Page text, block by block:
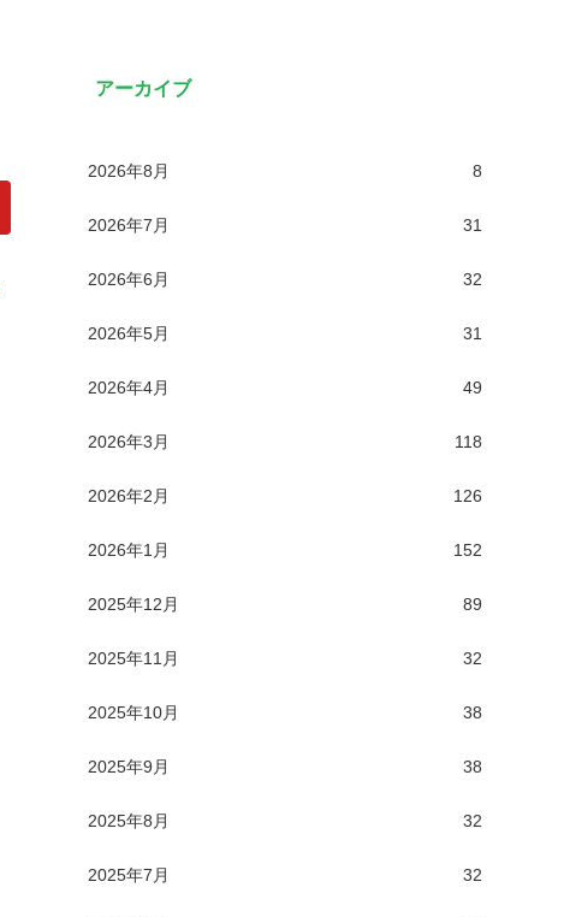
アーカイブ
2026年8月 8
2026年7月 31
2026年6月 32
2026年5月 31
2026年4月 49
2026年3月 118
2026年2月 126
2026年1月 152
2025年12月 89
2025年11月 32
2025年10月 38
2025年9月 38
2025年8月 32
2025年7月 32